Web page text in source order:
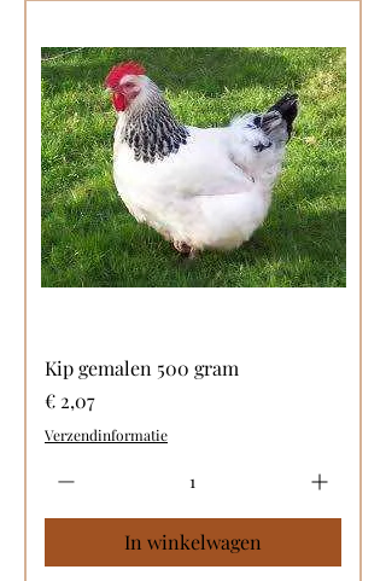
Kip gemalen 500 gram
Prijs
€ 2,07
Verzendinformatie
In winkelwagen